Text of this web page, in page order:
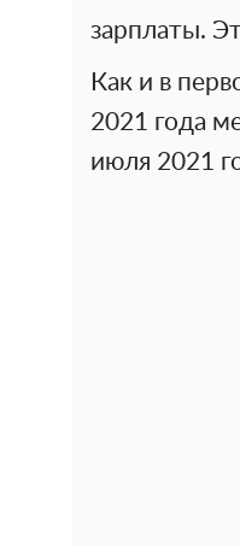
зарплаты.
Как и в
2021 года
июля 2021